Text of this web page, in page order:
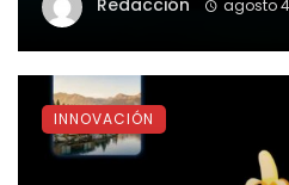
agosto
INNOVACIÓN